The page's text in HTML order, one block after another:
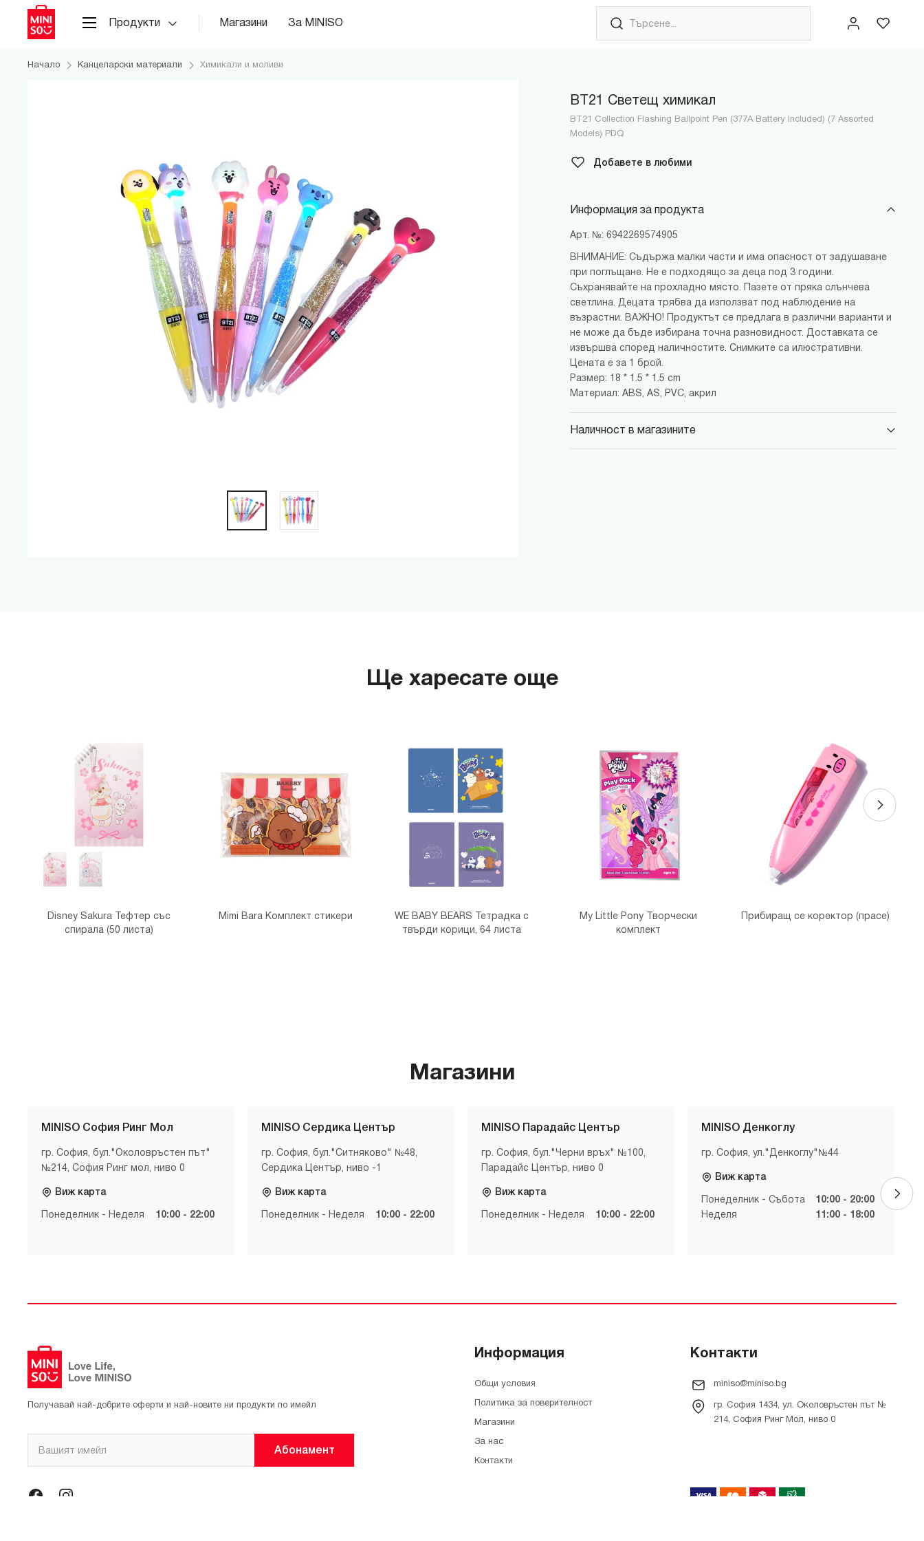
Продукти Магазини За MINISO
Начало Канцеларски материали Химикали и моливи
BT21 Светещ химикал
BT21 Collection Flashing Ballpoint Pen (377A Battery Included) (7 Assorted
Models) PDQ
Добавете в любими
Информация за продукта
Арт. №: 6942269574905
ВНИМАНИЕ: Съдържа малки части и има опасност от задушаване
при поглъщане. Не е подходящо за деца под 3 години.
Съхранявайте на прохладно място. Пазете от пряка слънчева
светлина. Децата трябва да използват под наблюдение на
възрастни. ВАЖНО! Продуктът се предлага в различни варианти и
не може да бъде избирана точна разновидност. Доставката се
извършва според наличностите. Снимките са илюстративни.
Цената е за 1 брой.
Размер: 18 * 1.5 * 1.5 cm
Материал: ABS, AS, PVC, акрил
Наличност в магазините
Ще харесате още
Disney Sakura Тефтер със
спирала (50 листа)
Mimi Bara Комплект стикери
WE BABY BEARS Тетрадка с
твърди корици, 64 листа
My Little Pony Творчески
комплект
Прибиращ се коректор (прасе)
Магазини
MINISO София Ринг Мол
гр. София, бул."Околовръстен път"
№214, София Ринг мол, ниво 0
Виж карта
Понеделник - Неделя 10:00 - 22:00
MINISO Сердика Център
гр. София, бул."Ситняково" №48,
Сердика Център, ниво -1
Виж карта
Понеделник - Неделя 10:00 - 22:00
MINISO Парадайс Център
гр. София, бул."Черни връх" №100,
Парадайс Център, ниво 0
Виж карта
Понеделник - Неделя 10:00 - 22:00
MINISO Денкоглу
гр. София, ул."Денкоглу"№44
Виж карта
Понеделник - Събота
10:00 - 20:00
Неделя
11:00 - 18:00
Получавай най-добрите оферти и най-новите ни продукти по имейл
Абонамент
Информация
Общи условия
Политика за поверителност
Магазини
За нас
Контакти
Контакти
miniso@miniso.bg
гр. София 1434, ул. Околовръстен път №
214, София Ринг Мол, ниво 0